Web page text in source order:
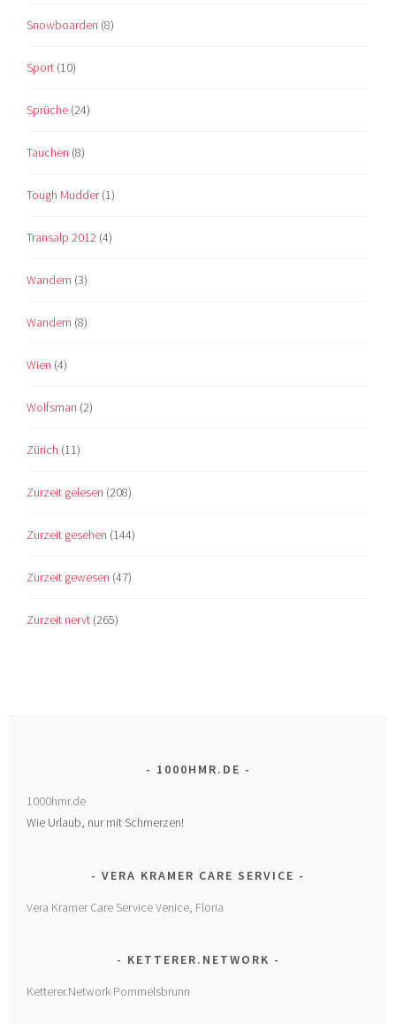
Snowboarden (8)
Sport (10)
Sprüche (24)
Tauchen (8)
Tough Mudder(1)
Transalp 2012 (4)
Wandern (3)
Wandern (8)
Wien (4)
Wolfsman (2)
Zürich (11)
Zurzeit gelesen (208)
Zurzeit gesehen (144)
Zurzeit gewesen (47)
Zurzeit nervt (265)
1000HMR.DE
1000hmr.de
Wie Urlaub, nur mit Schmerzen!
VERA KRAMER CARE SERVICE
Vera Kramer Care Service Venice, Floria
KETTERER.NETWORK
Ketterer.Network Pommelsbrunn